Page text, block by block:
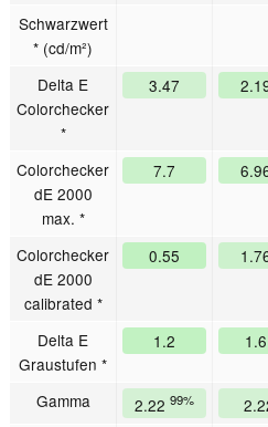
Schwarzwert
* (cd/m²)
Delta E
Colorchecker
*
3.47
Colorchecker
dE 2000
max. *
7.7
Colorchecker
dE 2000
calibrated *
0.55
Delta E
Graustufen *
1.2 1.6
Gamma 2.22 99%